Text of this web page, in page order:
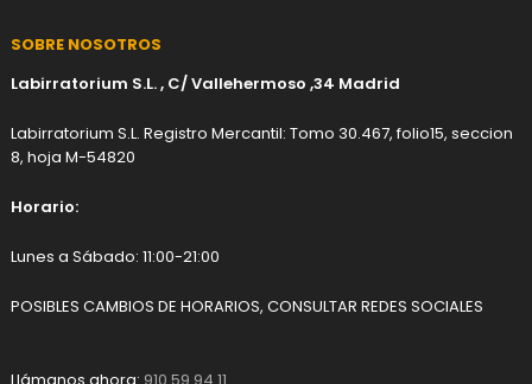
SOBRE NOSOTROS
Labirratorium S.L. , C/ Vallehermoso ,34 Madrid
Labirratorium S.L. Registro Mercantil: Tomo 30.467, folio15, seccion
8, hoja M-54820
Horario:
Lunes a Sábado: 11:00-21:00
POSIBLES CAMBIOS DE HORARIOS, CONSULTAR REDES SOCIALES